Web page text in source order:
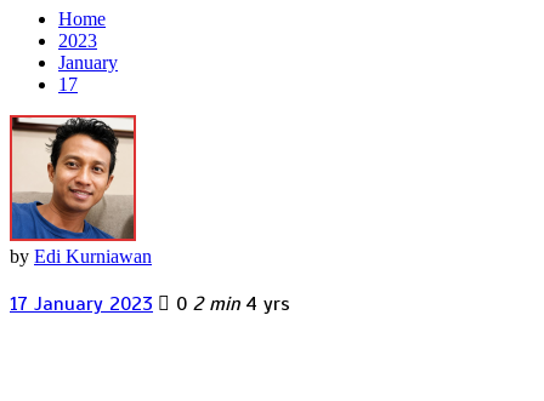
Home
2023
January
17
by Edi Kurniawan
17 January 2023 0 2 min 4 yrs